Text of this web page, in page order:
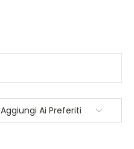
Aggiungi Ai Preferiti